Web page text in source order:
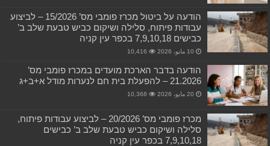
הודעה על ביטול מכרז פומבי מס’ 15/2026 – לביצוע
עבודות פיתוח, סלילה ושיקום כביש טבעת שלב ב’
כבישים 7,9,10,18 בכפר עין קניה
10 مايو، 2026 10,416
הודעה בדבר הארכת מועדים במכרז פומבי מס’
21.2026 – להפעלת בית חם לנערות מודל א+ב+ג
20 مايو، 2026 10,368
מכרז פומבי מס’ 20/2026 – לביצוע עבודות פיתוח,
סלילה ושיקום כביש טבעת שלב ב’ כבישים
7,9,10,18 בכפר עין קניה